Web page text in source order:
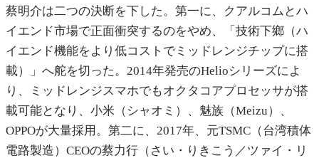
蔡明介は二つの決断を下した。第一に、クアルコムとハ
イエンド市場で正面衝突するのをやめ、「技術下鄉（ハ
イエンド機能をより低コストでミッドレンジチップに搭
載）」へ舵を切った。2014年発売のHelioシリーズによ
り、ミッドレンジスマホでもオクタコアプロセッサが搭
載可能となり、小米（シャオミ）、魅族（Meizu）、
OPPOが大量採用。第二に、2017年、元TSMC（台湾積体
電路製造）CEOの蔡力行（さい・りきこう／ツァイ・リ